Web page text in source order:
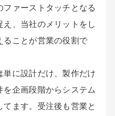
ァーストタッチとなる
、当社のメリットをし
ることが営業の役割で
単に設計だけ、製作だけ
企画段階からシステム
ます。受注後も営業と